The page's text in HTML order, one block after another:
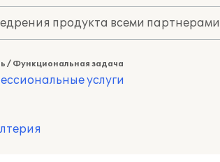
продукта всеми
/ Функциональная задача
услуги